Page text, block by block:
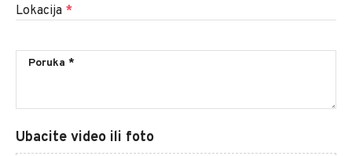
Lokacija *
Ubacite video ili foto